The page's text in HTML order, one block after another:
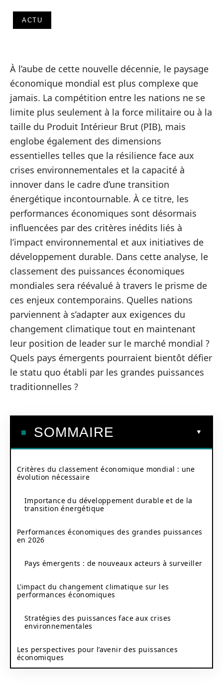
ACTU
À l’aube de cette nouvelle décennie, le paysage
économique mondial est plus complexe que
jamais. La compétition entre les nations ne se
limite plus seulement à la force militaire ou à la
taille du Produit Intérieur Brut (PIB), mais
englobe également des dimensions
essentielles telles que la résilience face aux
crises environnementales et la capacité à
innover dans le cadre d’une transition
énergétique incontournable. À ce titre, les
performances économiques sont désormais
influencées par des critères inédits liés à
l’impact environnemental et aux initiatives de
développement durable. Dans cette analyse, le
classement des puissances économiques
mondiales sera réévalué à travers le prisme de
ces enjeux contemporains. Quelles nations
parviennent à s’adapter aux exigences du
changement climatique tout en maintenant
leur position de leader sur le marché mondial ?
Quels pays émergents pourraient bientôt défier
le statu quo établi par les grandes puissances
traditionnelles ?
SOMMAIRE
Critères du classement économique mondial : une
évolution nécessaire
Importance du développement durable et de la
transition énergétique
Performances économiques des grandes puissances
en 2026
Pays émergents : de nouveaux acteurs à surveiller
L’impact du changement climatique sur les
performances économiques
Stratégies des puissances face aux crises
environnementales
Les perspectives pour l’avenir des puissances
économiques